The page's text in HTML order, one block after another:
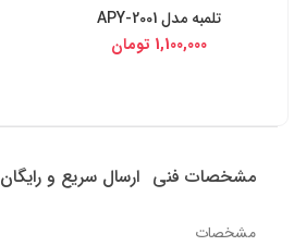
تلمبه مدل APY-2001
1,100,000 تومان
مشخصات فنی ارسال سریع و رایگان
مشخصات